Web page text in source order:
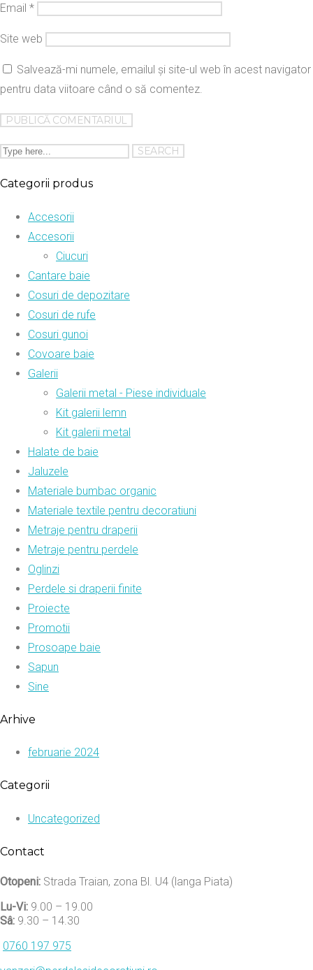
Email *
Site web
Salvează-mi numele, emailul și site-ul web în acest navigator
pentru data viitoare când o să comentez.
Categorii produs
Accesorii
Accesorii
Ciucuri
Cantare baie
Cosuri de depozitare
Cosuri de rufe
Cosuri gunoi
Covoare baie
Galerii
Galerii metal - Piese individuale
Kit galerii lemn
Kit galerii metal
Halate de baie
Jaluzele
Materiale bumbac organic
Materiale textile pentru decoratiuni
Metraje pentru draperii
Metraje pentru perdele
Oglinzi
Perdele si draperii finite
Proiecte
Promotii
Prosoape baie
Sapun
Sine
Arhive
februarie 2024
Categorii
Uncategorized
Contact
Otopeni: Strada Traian, zona Bl. U4 (langa Piata)
Lu-Vi: 9.00 – 19.00
Sâ: 9.30 – 14.30
0760 197 975